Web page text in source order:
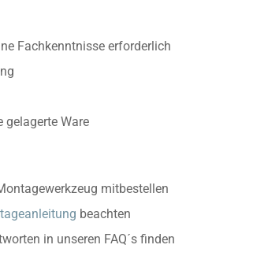
Fachkenntnisse erforderlich
gelagerte Ware
mitbestellen
beachten
in unseren FAQ´s finden